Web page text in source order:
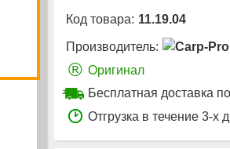
Код товара: 11.19.04
Производитель:
® Оригинал
Бесплатная доставка
Отгрузка в течение 3-х